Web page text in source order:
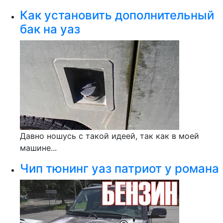
Как установить дополнительный
бак на уаз
Давно ношусь с такой идеей, так как в моей
машине...
Чип тюнинг уаз патриот у романа